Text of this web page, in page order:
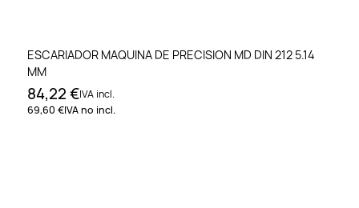
ESCARIADOR MAQUINA DE PRECISION MD DIN 212 5.14
MM
84,22 €IVA incl.
69,60 €IVA no incl.